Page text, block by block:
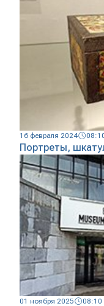
16 февраля 2024
Портреты,
01 ноября 2025 08:10